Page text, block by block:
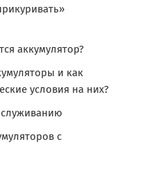
аккумулятор?
и как
условия на них?
с